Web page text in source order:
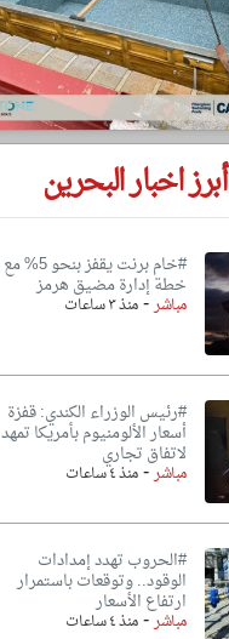
أبرز اخبار البحرين
#خام برنت يقفز بنحو 5% مع
خطة إدارة مضيق هرمز
مباشر-منذ ٣ ساعات
#رئيس الوزراء الكندي: قفزة
أسعار الألومنيوم بأمريكا تمهد
لاتفاق تجاري
مباشر-منذ ٤ ساعات
#الحروب تهدد إمدادات
الوقود.. وتوقعات باستمرار
ارتفاع الأسعار
مباشر-منذ ٤ ساعات